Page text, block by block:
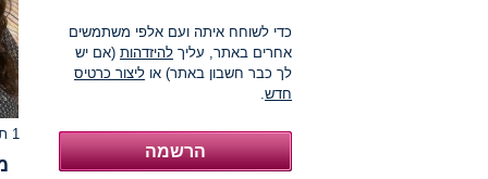
כדי לשוחח איתה ועם אלפי משתמשים
אחרים באתר, עליך להיזדהות (אם יש
לך כבר חשבון באתר) או ליצור כרטיס
חדש.
1 תמונות